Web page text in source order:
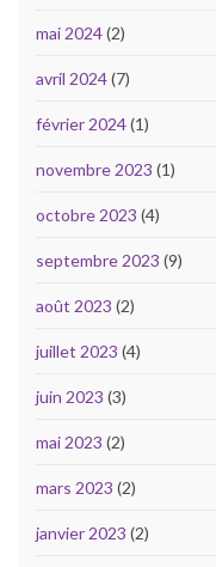
mai 2024(2)
avril 2024(7)
février 2024(1)
novembre 2023 (1)
octobre 2023 (4)
septembre 2023 (9)
août 2023 (2)
juillet 2023 (4)
juin 2023 (3)
mai 2023 (2)
mars 2023 (2)
janvier 2023 (2)